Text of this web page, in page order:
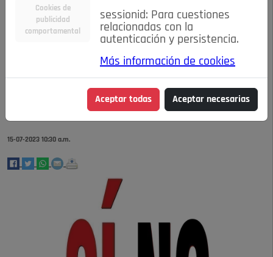
EL SÍ Y EL NO
15-07-2023 10:30 a.m.
Cookies de
publicidad
comportamental
sessionid: Para cuestiones
relacionadas con la
autenticación y persistencia.
Más información de cookies
Aceptar todas Aceptar necesarias